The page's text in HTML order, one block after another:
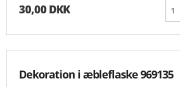
30,00 DKK
Dekoration i æbleflaske 969135